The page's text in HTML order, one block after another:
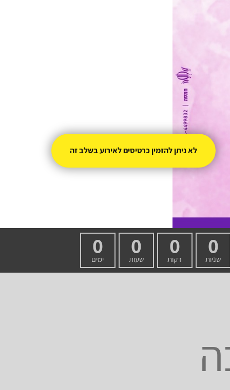
0
שניות
0
דקות
0
שעות
0
ימים
לא ניתן להזמין כרטיסים לאירוע בשלב זה